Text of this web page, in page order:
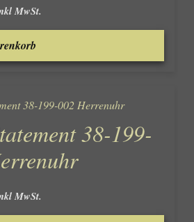
MwSt.
38-199-
MwSt.